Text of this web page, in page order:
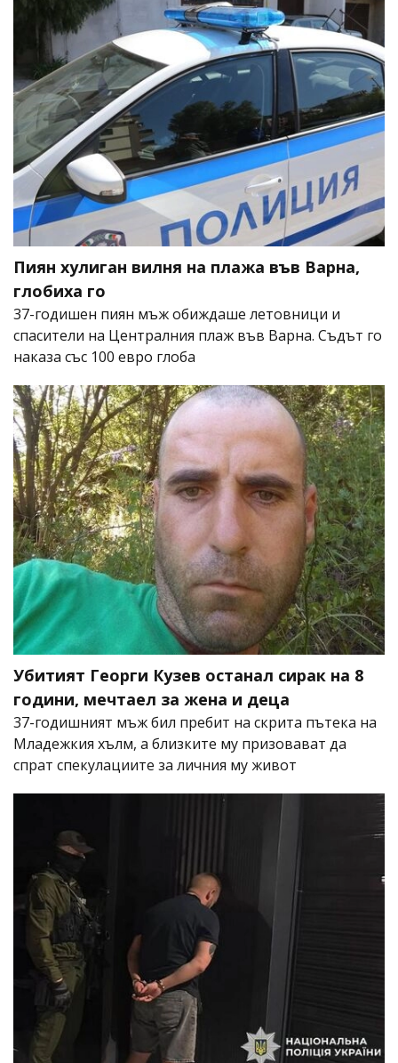
Пиян хулиган вилня на плажа във Варна,
глобиха го
37-годишен пиян мъж обиждаше летовници и
спасители на Централния плаж във Варна. Съдът го
наказа със 100 евро глоба
Убитият Георги Кузев останал сирак на 8
години, мечтаел за жена и деца
37-годишният мъж бил пребит на скрита пътека на
Младежкия хълм, а близките му призовават да
спрат спекулациите за личния му живот